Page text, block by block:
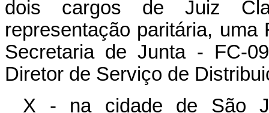
dois cargos de Juiz
representação paritária,
Secretaria de Junta - FC-
Diretor de Serviço de
X - na cidade de São